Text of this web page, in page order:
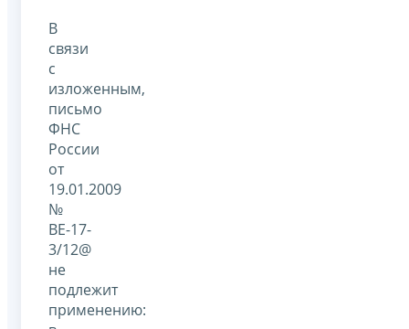
В
связи
с
изложенным,
письмо
ФНС
России
от
19.01.2009
№
ВЕ-17-
3/12@
не
подлежит
применению: